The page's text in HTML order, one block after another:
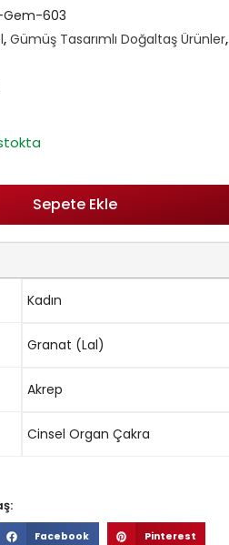
Gem-603
, Gümüş Tasarımlı Doğaltaş Ürünler,
Sepete Ekle
Kadın
Granat (Lal)
Akrep
Cinsel Organ Çakra
Facebook Pinterest